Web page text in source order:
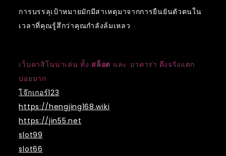
การบรรลุเป้าหมายมักมีสาเหตุมาจากการยืนยันตัวตนใน
เวลาที่คุณรู้สึกว่าคุณกำลังล้มเหลว
เว็บคาสิโนน่าเล่น ทั้ง สล็อต และ บาคาร่า ตึงจริงแตก
บ่อยมาก
โจ๊กเกอร์123
https://hengjing168.wiki
https://jin55.net
slot99
slot66